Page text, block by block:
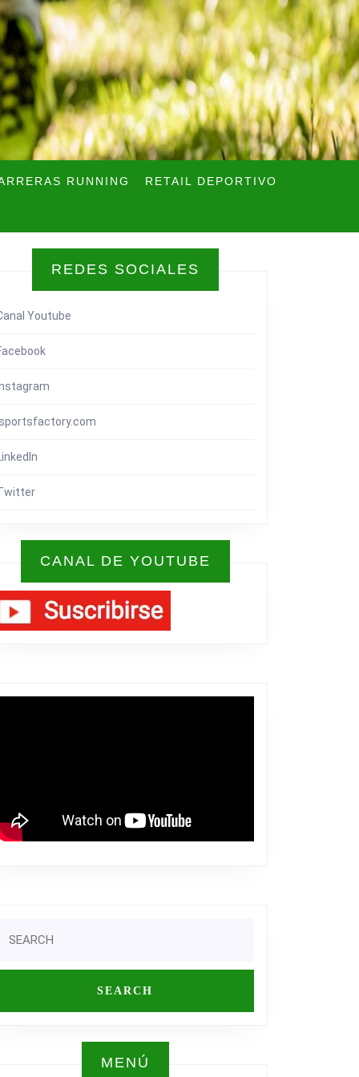
RUNNING RETAIL DEPORTIVO
REDES SOCIALES
Youtube
LinkedIn
CANAL DE YOUTUBE
for:
MENÚ